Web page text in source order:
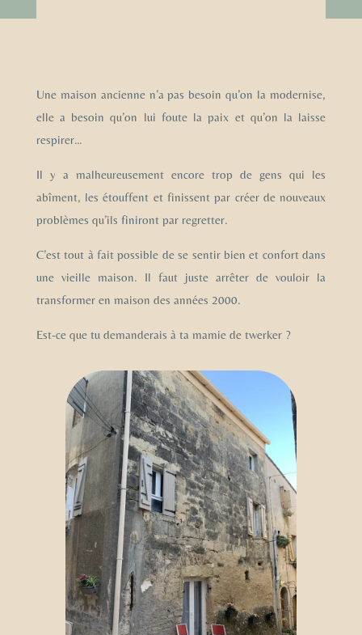
Une maison ancienne n’a pas besoin qu’on la modernise,
elle a besoin qu’on lui foute la paix et qu’on la laisse
respirer…
Il y a malheureusement encore trop de gens qui les
abîment, les étouffent et finissent par créer de nouveaux
problèmes qu’ils finiront par regretter.
C’est tout à fait possible de se sentir bien et confort dans
une vieille maison. Il faut juste arrêter de vouloir la
transformer en maison des années 2000.
Est-ce que tu demanderais à ta mamie de twerker ?